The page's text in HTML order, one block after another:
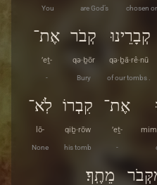
chosen
are God’s
You
קְבָרֵינוּ
qə·ḇā·rê·nū
of our tombs .
קְבֹר
qə·ḇōr
Bury
אֶת־
’eṯ-
-
אֶת־
’eṯ-
-
קִבְרוֹ
qiḇ·rōw
his tomb
לֹֽא־
lō-
None
מֵתֶֽךָ׃